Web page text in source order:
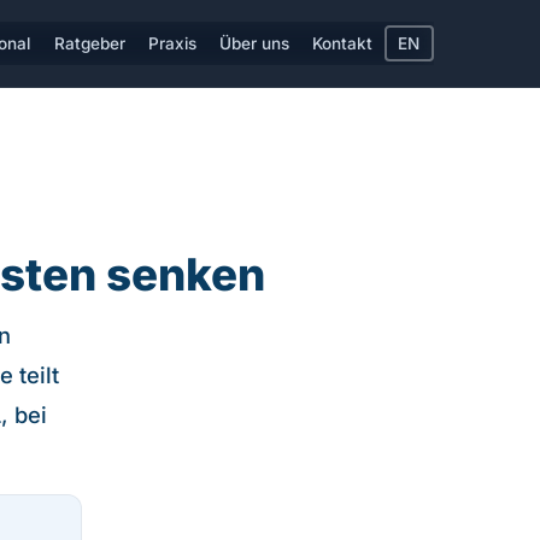
Ratgeber Praxis Über uns Kontakt EN
senken
teilt
bei